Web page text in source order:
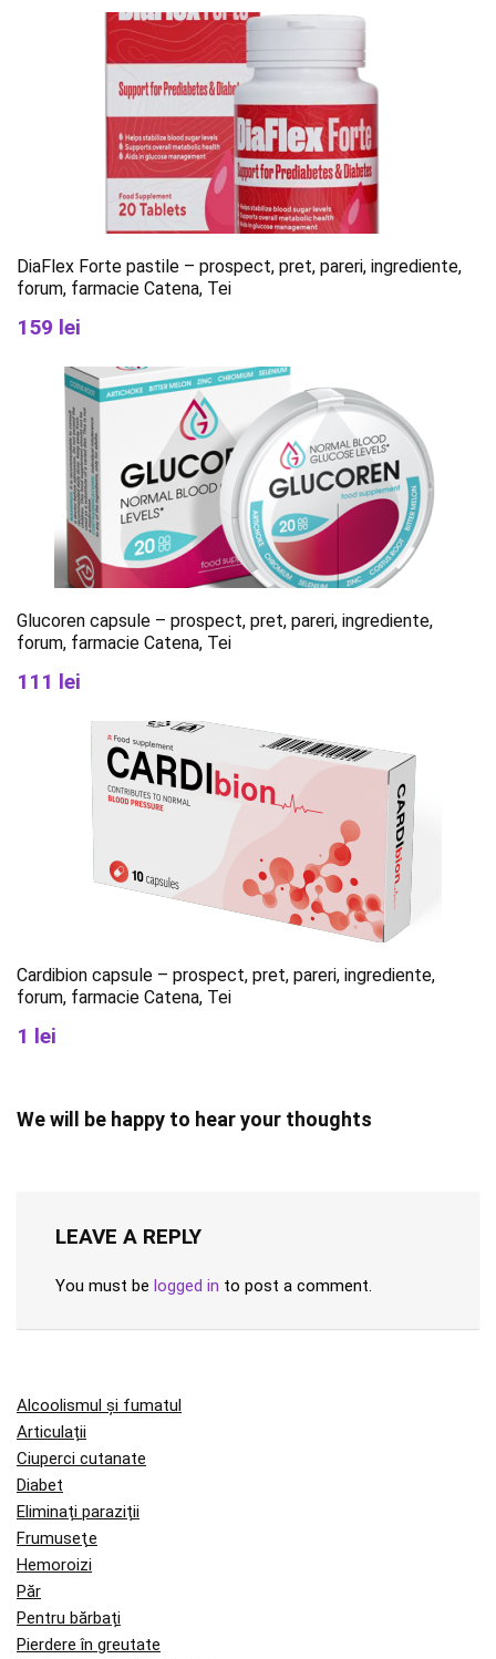
DiaFlex Forte pastile – prospect, pret, pareri, ingrediente,
forum, farmacie Catena, Tei
159 lei
Glucoren capsule – prospect, pret, pareri, ingrediente,
forum, farmacie Catena, Tei
111 lei
Cardibion capsule – prospect, pret, pareri, ingrediente,
forum, farmacie Catena, Tei
1 lei
We will be happy to hear your thoughts
LEAVE A REPLY
You must be logged in to post a comment.
Alcoolismul și fumatul
Articulații
Ciuperci cutanate
Diabet
Eliminați paraziții
Frumuseţe
Hemoroizi
Păr
Pentru bărbați
Pierdere în greutate